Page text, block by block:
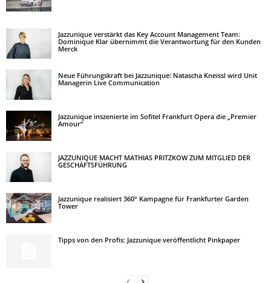
Jazzunique verstärkt das Key Account Management Team:
Dominique Klar übernimmt die Verantwortung für den Kunden
Merck
Neue Führungskraft bei Jazzunique: Natascha Kneissl wird Unit
Managerin Live Communication
Jazzunique inszenierte im Sofitel Frankfurt Opera die „Premier
Amour“
JAZZUNIQUE MACHT MATHIAS PRITZKOW ZUM MITGLIED DER
GESCHÄFTSFÜHRUNG
Jazzunique realisiert 360° Kampagne für Frankfurter Garden
Tower
Tipps von den Profis: Jazzunique veröffentlicht Pinkpaper